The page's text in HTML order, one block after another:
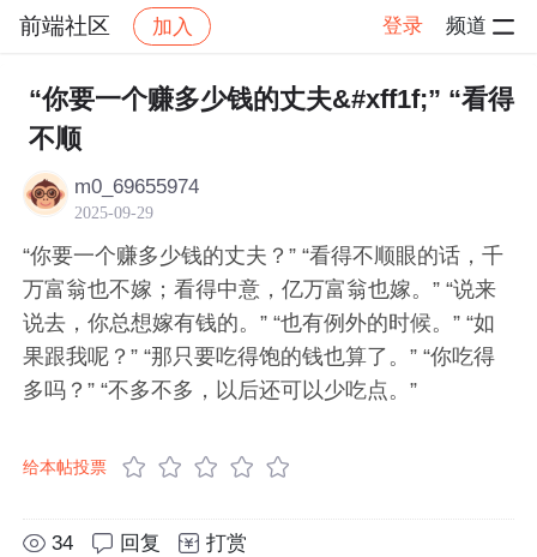
前端社区 加入 登录 频道
社区 前端社区 感慨 帖子详情
“你要一个赚多少钱的丈夫&#xff1f;” “看得
不顺
m0_69655974
2025-09-29
“你要一个赚多少钱的丈夫？” “看得不顺眼的话，千
万富翁也不嫁；看得中意，亿万富翁也嫁。” “说来
说去，你总想嫁有钱的。” “也有例外的时候。” “如
果跟我呢？” “那只要吃得饱的钱也算了。” “你吃得
多吗？” “不多不多，以后还可以少吃点。”
给本帖投票
34 回复 打赏